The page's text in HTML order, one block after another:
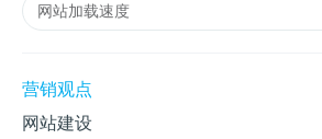
营销观点
网站建设